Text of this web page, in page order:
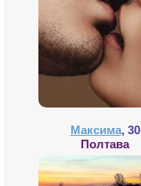
Максима, 30
Полтава